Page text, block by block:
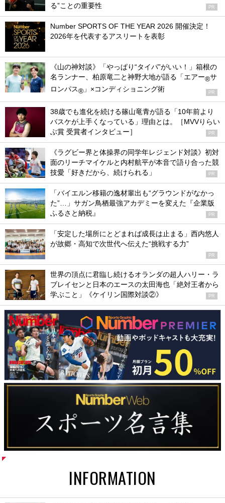
る”ことの重要性 PR
Number SPORTS OF THE YEAR 2026 開催決定！
2026年を代表するアスリートを表彰
《山の神対談》「やっぱり“タイパ”がいい！」箱根の
名ランナー、柏原竜二と神野大地が語る「エアー®サ
ロンパス® 」×コンディショニング術 PR
38歳でも進化を続ける篠山竜青が語る「10年前より
バスケが上手くなっている」理由とは。［MVVりらい
ぶ賞 受賞者インタビュー］
PR
《ラグビー界と体操界の同学年レジェンド対談》初対
面のリーチマイケルと内村航平が本音で語り合った競
技愛「好きだから、続けられる」
PR
「バイエルン移籍の逸材輩出も“グラウンドがなかっ
た”…」サガン鳥栖最強アカデミーを変えた『企業版
ふるさと納税』
PR
「安定した場所にとどまれば成長は止まる」西内悠人
が故郷・高知で次世代へ伝えた“挑戦する力”
PR
世界の頂点に君臨し続けるオランダの超人ハリー・ラ
ブレイセンと日本のエースの太田海也「絶対王者から
学ぶこと」《ケイリン国際対談②》
PR
INFORMATION